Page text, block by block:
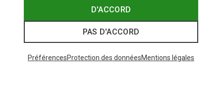
D'ACCORD
PAS D'ACCORD
PréférencesProtection des donnéesMentions légales